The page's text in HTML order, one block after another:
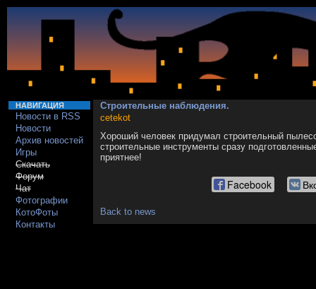
НАВИГАЦИЯ
Новости в RSS
Новости
Архив новостей
Игры
Скачать
Форум
Чат
Фотографии
КотоФоты
Контакты
Строительные наблюдения.
cetekot
Хороший человек придумал строительный
строительные инструменты сразу
приятнее!
Facebook
Back to news